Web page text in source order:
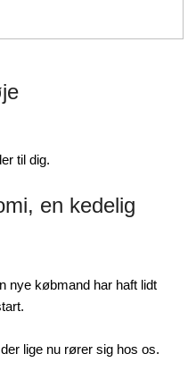
til dig.
en kedelig
nye købmand har haft lidt
lige nu rører sig hos os.